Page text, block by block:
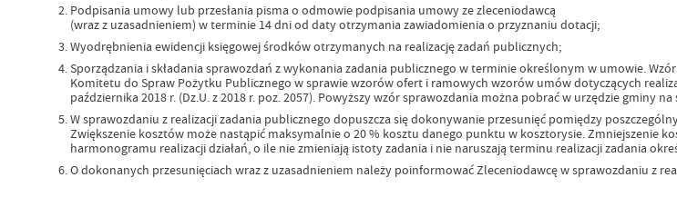
Podpisania umowy lub przesłania pisma o odmowie podpisania umowy ze zleceniodawcą
(wraz z uzasadnieniem) w terminie 14 dni od daty otrzymania zawiadomienia o przyznaniu dotacji;
Wyodrębnienia ewidencji księgowej środków otrzymanych na realizację zadań publicznych;
Sporządzania i składania sprawozdań z wykonania zadania publicznego w terminie określonym w umowie.
Komitetu do Spraw Pożytku Publicznego w sprawie wzorów ofert i ramowych wzorów umów dotyczących
października 2018 r. (Dz.U. z 2018 r. poz. 2057). Powyższy wzór sprawozdania można pobrać w urzędzie gminy
W sprawozdaniu z realizacji zadania publicznego dopuszcza się dokonywanie przesunięć pomiędzy
Zwiększenie kosztów może nastąpić maksymalnie o 20 % kosztu danego punktu w kosztorysie. Zmniejszenie
harmonogramu realizacji działań, o ile nie zmieniają istoty zadania i nie naruszają terminu realizacji zadania
O dokonanych przesunięciach wraz z uzasadnieniem należy poinformować Zleceniodawcę w sprawozdaniu z